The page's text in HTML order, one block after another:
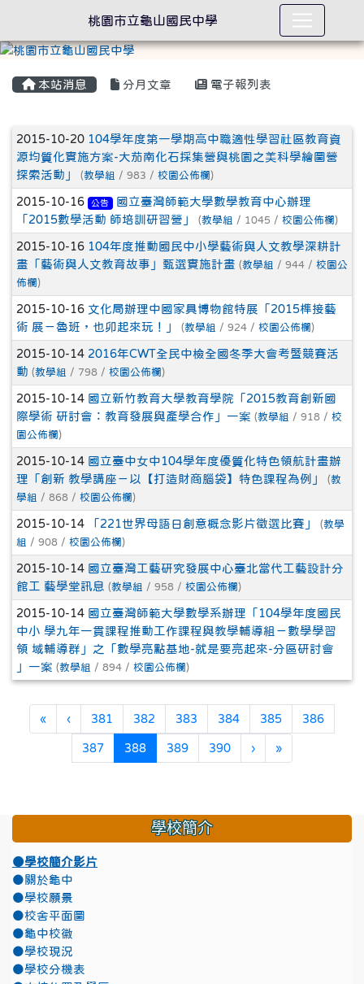
本站消息 分月文章 電子報列表
文章列表
2015-10-20 104學年度第一學期高中職適性學習社區教育資
源均質化實施方案-大茄南化石採集營與桃園之美科學繪圖營
探索活動」
(教學組 / 983 / 校園公佈欄 )
2015-10-16 公告
國立臺灣師範大學數學教育中心辦理
「2015數學活動 師培訓研習營」
(教學組 / 1045 / 校園公佈欄 )
2015-10-16 104年度推動國民中小學藝術與人文教學深耕計
畫「藝術與人文教育故事」甄選實施計畫 (教學組 / 944 / 校園公
佈欄 )
2015-10-16 文化局辦理中國家具博物館特展「2015榫接藝
術 展－魯班，也卯起來玩！」
(教學組 / 924 / 校園公佈欄 )
2015-10-14 2016年CWT全民中檢全國冬季大會考暨競賽活
動 (教學組 / 798 / 校園公佈欄 )
2015-10-14 國立新竹教育大學教育學院「2015教育創新國
際學術 研討會：教育發展與產學合作」一案 (教學組 / 918 / 校
園公佈欄 )
2015-10-14 國立臺中女中104學年度優質化特色領航計畫辦
理「創新 教學講座－以【打造財商腦袋】特色課程為例」
(教
學組 / 868 / 校園公佈欄 )
2015-10-14 「221世界母語日創意概念影片徵選比賽」 (教學
組 / 908 / 校園公佈欄 )
2015-10-14 國立臺灣工藝研究發展中心臺北當代工藝設計分
館工 藝學堂訊息 (教學組 / 958 / 校園公佈欄 )
2015-10-14 國立臺灣師範大學數學系辦理「104學年度國民
中小 學九年一貫課程推動工作課程與教學輔導組－數學學習
領 域輔導群」之「數學亮點基地-就是要亮起來-分區研討會
」一案 (教學組 / 894 / 校園公佈欄 )
«第一頁
‹上一頁
381 382 383 384 385 386
387 388(目前頁次)
389 390 ›下一頁
»最後頁
學校簡介
●學校簡介影片
●關於龜中
●學校願景
●校舍平面圖
●龜中校徽
●學校現況
●學校分機表
桃園市立龜山國民中學